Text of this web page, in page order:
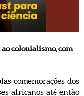
colonialismo, com
comemorações dos
africanos até então